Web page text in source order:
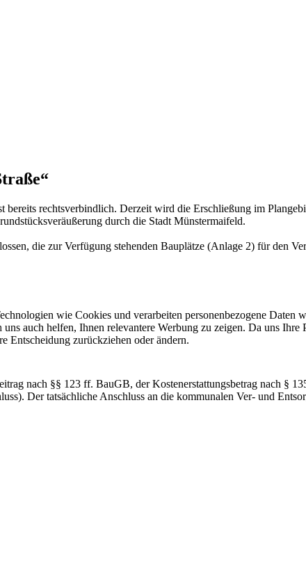
rechtsverbindlich. Derzeit wird die Erschließung im
durch die Stadt Münstermaifeld.
die zur Verfügung stehenden Bauplätze (Anlage 2) für den
nach §§ 123 ff. BauGB, der Kostenerstattungsbetrag nach §
Der tatsächliche Anschluss an die kommunalen Ver- und
wie Cookies und verarbeiten personenbezogene Daten
auch helfen, Ihnen relevantere Werbung zu zeigen. Da uns
Entscheidung zurückziehen oder ändern.